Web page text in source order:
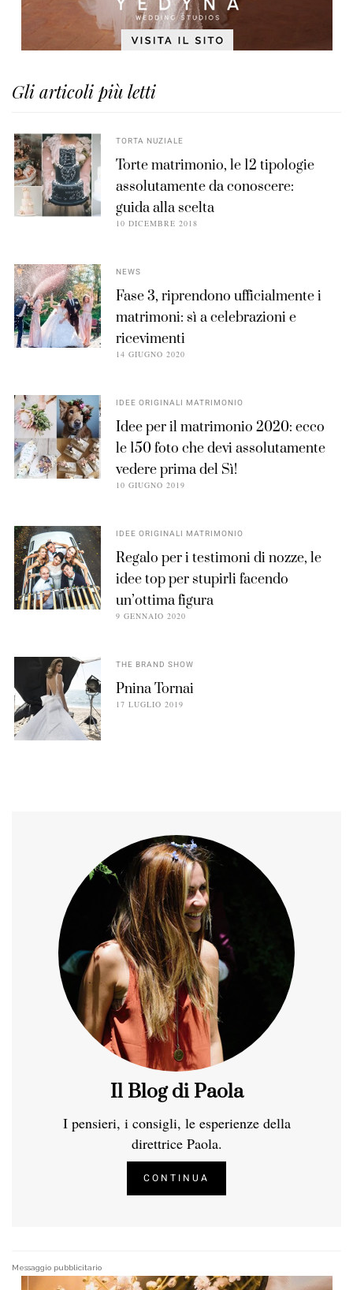
Gli articoli più letti
TORTA NUZIALE
Torte matrimonio, le 12 tipologie
assolutamente da conoscere:
guida alla scelta
10 DICEMBRE 2018
NEWS
Fase 3, riprendono ufficialmente i
matrimoni: sì a celebrazioni e
ricevimenti
14 GIUGNO 2020
IDEE ORIGINALI MATRIMONIO
Idee per il matrimonio 2020: ecco
le 150 foto che devi assolutamente
vedere prima del Sì!
10 GIUGNO 2019
IDEE ORIGINALI MATRIMONIO
Regalo per i testimoni di nozze, le
idee top per stupirli facendo
un’ottima figura
9 GENNAIO 2020
THE BRAND SHOW
Pnina Tornai
17 LUGLIO 2019
Il Blog di Paola
I pensieri, i consigli, le esperienze della
direttrice Paola.
CONTINUA
Messaggio pubblicitario